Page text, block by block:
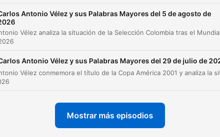
Antonio Vélez y sus Palabras Mayores del 5 de agosto de
Antonio Vélez y sus Palabras Mayores del 29 de julio de
Mostrar más episodios